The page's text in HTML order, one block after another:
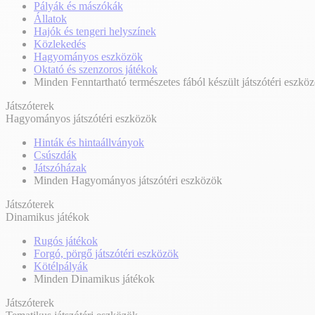
Pályák és mászókák
Állatok
Hajók és tengeri helyszínek
Közlekedés
Hagyományos eszközök
Oktató és szenzoros játékok
Minden Fenntartható természetes fából készült játszótéri
Játszóterek
Hagyományos játszótéri eszközök
Hinták és hintaállványok
Csúszdák
Játszóházak
Minden Hagyományos játszótéri eszközök
Játszóterek
Dinamikus játékok
Rugós játékok
Forgó, pörgő játszótéri eszközök
Kötélpályák
Minden Dinamikus játékok
Játszóterek